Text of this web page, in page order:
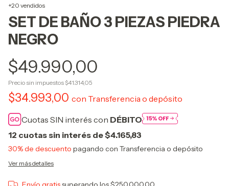
+20 vendidos
SET DE BAÑO 3 PIEZAS PIEDRA
NEGRO
$49.990,00
Precio sin impuestos $41.314,05
$34.993,00 con Transferencia o depósito
Cuotas SIN interés con DÉBITO
12 cuotas sin interés de$4.165,83
30% de descuento pagando con Transferencia o depósito
Ver más detalles